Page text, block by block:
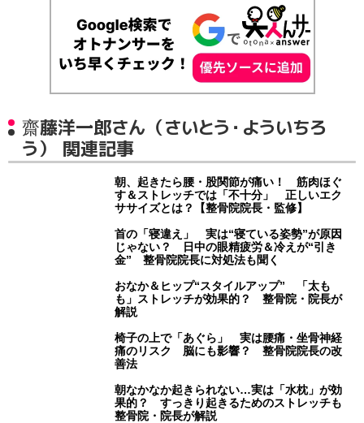
齋藤洋一郎さん（さいとう・よういちろ
う） 関連記事
朝、起きたら腰・股関節が痛い！ 筋肉ほぐ
す＆ストレッチでは「不十分」 正しいエク
ササイズとは？【整骨院院長・監修】
首の「寝違え」 実は“寝ている姿勢”が原因
じゃない？ 日中の眼精疲労＆冷えが“引き
金” 整骨院院長に対処法も聞く
おなか＆ヒップ“スタイルアップ” 「太も
も」ストレッチが効果的？ 整骨院・院長が
解説
椅子の上で「あぐら」 実は腰痛・坐骨神経
痛のリスク 脳にも影響？ 整骨院院長の改
善法
朝なかなか起きられない…実は「水枕」が効
果的？ すっきり起きるためのストレッチも
整骨院・院長が解説